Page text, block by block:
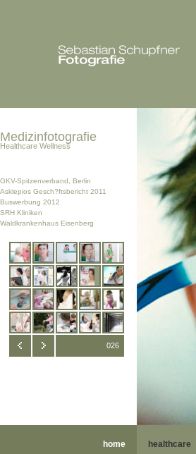
Medizinfotografie
Healthcare Wellness
GKV-Spitzenverband, Berlin
Asklepios Gesch?ftsbericht 2011
Buswerbung 2012
SRH Kliniken
Waldkrankenhaus Eisenberg
026
home healthcare